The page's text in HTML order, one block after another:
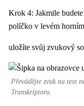
Krok 4: Jakmile
políčko v levém
uložíte svůj zvukový
Převádějte zvuk na text
Transkriptoru.